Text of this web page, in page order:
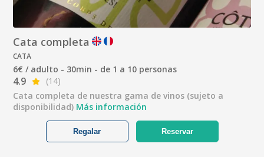
Cata completa
CATA
6€ / adulto - 30min - de 1 a 10 personas
4.9
(14)
Cata completa de nuestra gama de vinos (sujeto a
disponibilidad) Más información
Reservar
Regalar